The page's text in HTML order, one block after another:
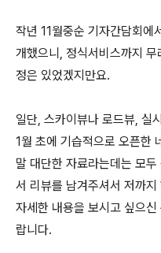
작년 11월중순 기자간담회에
개했으니, 정식서비스까지
정은 있었겠지만요.
일단, 스카이뷰나 로드뷰, 실
1월 초에 기습적으로 오픈한
말 대단한 자료라는데는 모
서 리뷰를 남겨주셔서 저까
자세한 내용을 보시고 싶으
랍니다.